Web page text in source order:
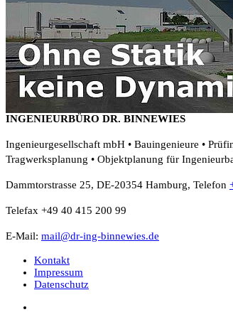
INGENIEURBÜRO DR. BINNEWIES
Ingenieurgesellschaft mbH • Bauingenieure •
Tragwerksplanung • Objektplanung für
Dammtorstrasse 25, DE-20354 Hamburg, Telefon
Telefax +49 40 415 200 99
E-Mail: mail@dr-ing-binnewies.de
Kontakt
Impressum
Datenschutz